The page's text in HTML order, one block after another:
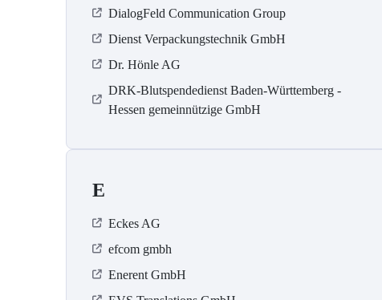
DialogFeld Communication Group
Dienst Verpackungstechnik GmbH
Dr. Hönle AG
DRK-Blutspendedienst Baden-Württemberg -
Hessen gemeinnützige GmbH
E
Eckes AG
efcom gmbh
Enerent GmbH